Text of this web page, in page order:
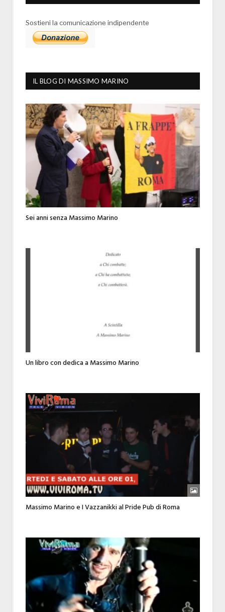
Sostieni la comunicazione indipendente
IL BLOG DI MASSIMO MARINO
Sei anni senza Massimo Marino
Un libro con dedica a Massimo Marino
Massimo Marino e I Vazzanikki al Pride Pub di Roma